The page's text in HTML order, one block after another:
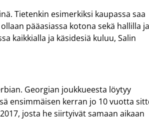
Tietenkin esimerkiksi kaupassa saa
pääasiassa kotona sekä hallilla ja
kaikkialla ja käsidesiä kuluu, Salin
Georgian joukkueesta löytyy
ensimmäisen kerran jo 10 vuotta
josta he siirtyivät samaan aikaan